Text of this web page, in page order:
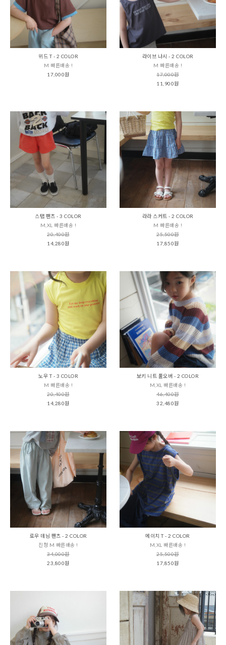
위드 T - 2 COLOR
M 빠른배송 !
17,000원
라이브 나시 - 2 COLOR
M 빠른배송 !
17,000원
11,900원
스탭 팬츠 - 3 COLOR
M,XL 빠른배송 !
20,400원
14,280원
라라 스커트 - 2 COLOR
M 빠른배송 !
25,500원
17,850원
노우 T - 3 COLOR
M 빠른배송 !
20,400원
14,280원
보키 니트 풀오버 - 2 COLOR
M,XL 빠른배송 !
46,400원
32,480원
로우 데님 팬츠 - 2 COLOR
진청 M 빠른배송 !
34,000원
23,800원
에이치 T - 2 COLOR
M,XL 빠른배송 !
25,500원
17,850원